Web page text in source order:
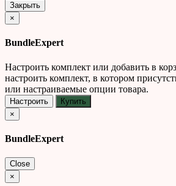
Закрыть
×
BundleExpert
Настроить комплект или добавить в
настроить комплект, в котором
или настраиваемые опции товара.
Настроить
Купить
×
BundleExpert
Close
×